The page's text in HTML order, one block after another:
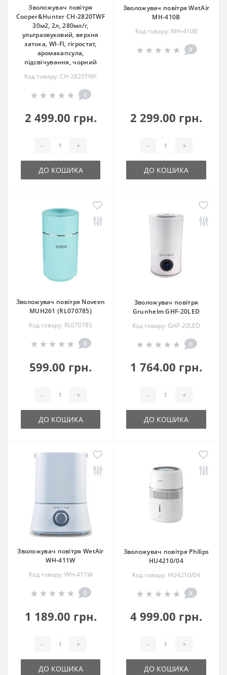
Зволожувач повітря
Cooper&Hunter CH-2820TWF
30м2, 2л, 280мл/г,
ультразвуковий, верхня
затока, WI-FI, гігростат,
аромакапсула,
підсвічування, чорний
Код товару: CH-2820TWF
0
2 499.00 грн.
- +
ДО КОШИКА
Зволожувач повітря WetAir
MH-410B
Код товару: MH-410B
0
2 299.00 грн.
- +
ДО КОШИКА
Зволожувач повітря Noveen
MUH261 (RL070785)
Код товару: RL070785
0
599.00 грн.
- +
ДО КОШИКА
Зволожувач повітря
Grunhelm GHF-20LED
Код товару: GHF-20LED
0
1 764.00 грн.
- +
ДО КОШИКА
Зволожувач повітря WetAir
WH-411W
Код товару: WH-411W
0
1 189.00 грн.
- +
ДО КОШИКА
Зволожувач повітря Philips
HU4210/04
Код товару: HU4210/04
0
4 999.00 грн.
- +
ДО КОШИКА